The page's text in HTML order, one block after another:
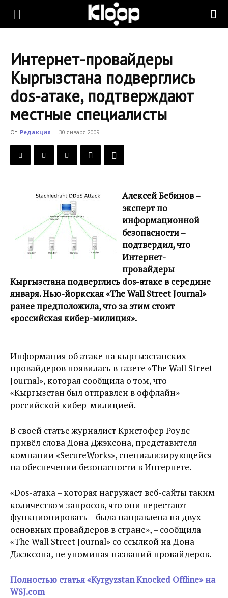
KLOOP.KG
Новости
Кыргызстана
Интернет-провайдеры
Кыргызстана подверглись
dos-атаке, подтверждают
местные специалисты
От Редакция - 30 января 2009
Алексей Бебинов –
эксперт по
информационной
безопасности –
подтвердил, что
Интернет-
провайдеры
Кыргызстана подверглись dos-атаке в середине
января. Нью-йоркская «The Wall Street Journal»
ранее предположила, что за этим стоит
«российская кибер-милиция».
Информация об атаке на кыргызстанских
провайдеров появилась в газете «The Wall Street
Journal», которая сообщила о том, что
«Кыргызстан был отправлен в оффлайн»
российской кибер-милицией.
В своей статье журналист Кристофер Роудс
привёл слова Дона Джэксона, представителя
компании «SecureWorks», специализирующейся
на обеспечении безопасности в Интернете.
«Dos-атака – которая нагружает веб-сайты таким
количеством запросов, что они перестают
функционировать – была направлена на двух
основных провайдеров в стране», – сообщила
«The Wall Street Journal» со ссылкой на Дона
Джэксона, не упоминая названий провайдеров.
Полностью статья «Kyrgyzstan Knocked Offline» на
WSJ.com